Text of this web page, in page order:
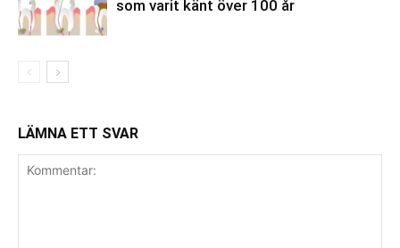
som varit känt över 100 år
LÄMNA ETT SVAR